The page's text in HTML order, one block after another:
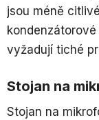
jsou méně
vyžadují tiché
Stojan na
Stojan na